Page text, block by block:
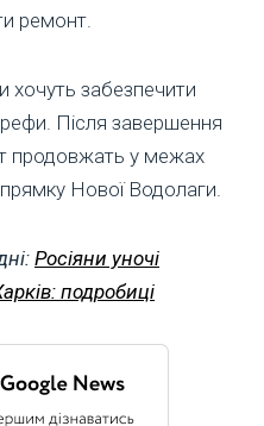
ремонт.
забезпечити
Після завершення
продовжать у межах
Нової Водолаги.
Росіяни уночі
подробиці